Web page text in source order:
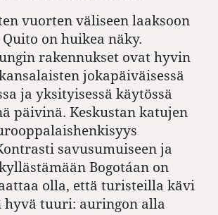
vuorten väliseen laaksoon
on huikea näky.
rakennukset ovat hyvin
jokapäiväisessä
ja yksityisessä käytössä
päivinä. Keskustan katujen
savusumuiseen ja
Bogotáan on
olla, että turisteilla kävi
hyvä tuuri: auringon alla